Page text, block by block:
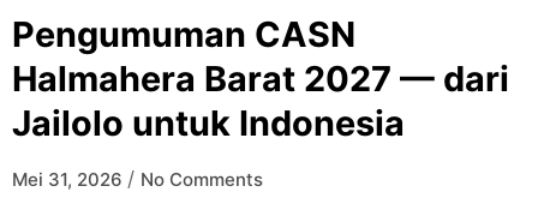
Pengumuman CASN
Halmahera Barat 2027 — dari
Jailolo untuk Indonesia
Mei 31, 2026 / No Comments